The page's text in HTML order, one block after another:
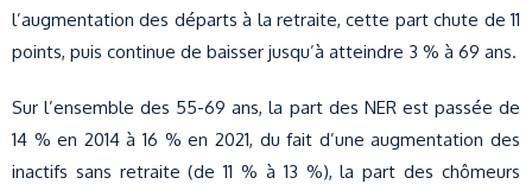
l’augmentation des départs à la retraite, cette part chute de 11
points, puis continue de baisser jusqu’à atteindre 3 % à 69 ans.
Sur l’ensemble des 55-69 ans, la part des NER est passée de
14 % en 2014 à 16 % en 2021, du fait d’une augmentation des
inactifs sans retraite (de 11 % à 13 %), la part des chômeurs